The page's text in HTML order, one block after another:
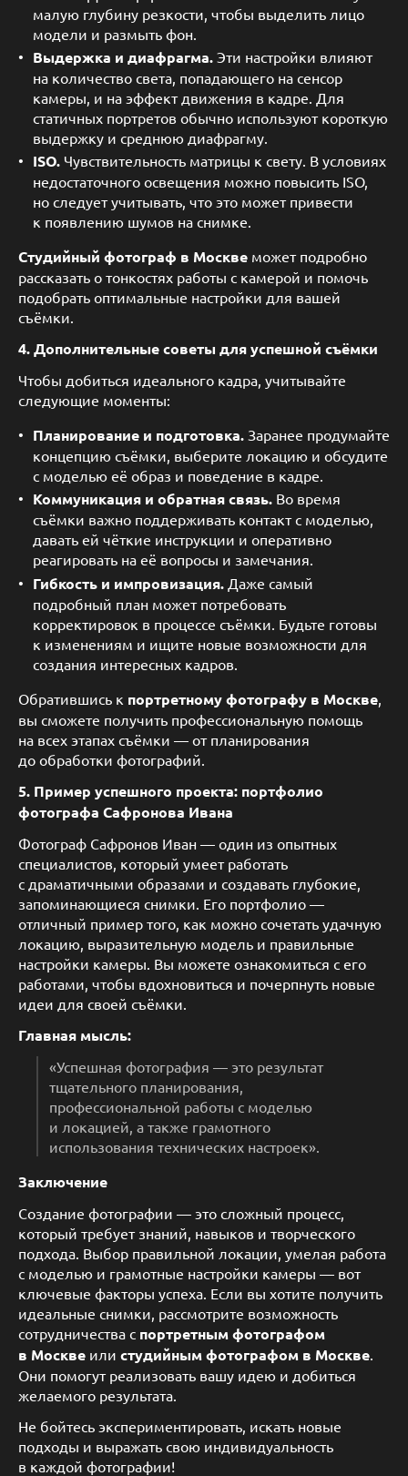
малую глубину резкости, чтобы выделить лицо
модели и размыть фон.
Выдержка и диафрагма. Эти настройки влияют
на количество света, попадающего на сенсор
камеры, и на эффект движения в кадре. Для
статичных портретов обычно используют короткую
выдержку и среднюю диафрагму.
ISO. Чувствительность матрицы к свету. В условиях
недостаточного освещения можно повысить ISO,
но следует учитывать, что это может привести
к появлению шумов на снимке.
Студийный фотограф в Москве может подробно
рассказать о тонкостях работы с камерой и помочь
подобрать оптимальные настройки для вашей
съёмки.
4. Дополнительные советы для успешной съёмки
Чтобы добиться идеального кадра, учитывайте
следующие моменты:
Планирование и подготовка. Заранее продумайте
концепцию съёмки, выберите локацию и обсудите
с моделью её образ и поведение в кадре.
Коммуникация и обратная связь. Во время
съёмки важно поддерживать контакт с моделью,
давать ей чёткие инструкции и оперативно
реагировать на её вопросы и замечания.
Гибкость и импровизация. Даже самый
подробный план может потребовать
корректировок в процессе съёмки. Будьте готовы
к изменениям и ищите новые возможности для
создания интересных кадров.
Обратившись к портретному фотографу в Москве
вы сможете получить профессиональную помощь
на всех этапах съёмки — от планирования
до обработки фотографий.
5. Пример успешного проекта: портфолио
фотографа Сафронова Ивана
Фотограф Сафронов Иван — один из опытных
специалистов, который умеет работать
с драматичными образами и создавать глубокие,
запоминающиеся снимки. Его портфолио —
отличный пример того, как можно сочетать удачную
локацию, выразительную модель и правильные
настройки камеры. Вы можете ознакомиться с его
работами, чтобы вдохновиться и почерпнуть новые
идеи для своей съёмки.
Главная мысль:
«Успешная фотография — это результат
тщательного планирования,
профессиональной работы с моделью
и локацией, а также грамотного
использования технических настроек».
Заключение
Создание фотографии — это сложный процесс,
который требует знаний, навыков и творческого
подхода. Выбор правильной локации, умелая работа
с моделью и грамотные настройки камеры — вот
ключевые факторы успеха. Если вы хотите получить
идеальные снимки, рассмотрите возможность
сотрудничества с портретным фотографом
в Москве или студийным фотографом в Москве
Они помогут реализовать вашу идею и добиться
желаемого результата.
Не бойтесь экспериментировать, искать новые
подходы и выражать свою индивидуальность
в каждой фотографии!